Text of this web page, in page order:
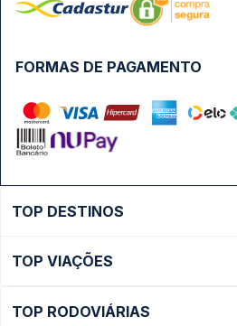
FORMAS DE PAGAMENTO
TOP DESTINOS
Ônibus São Paulo
TOP VIAÇÕES
TOP RODOVIÁRIAS